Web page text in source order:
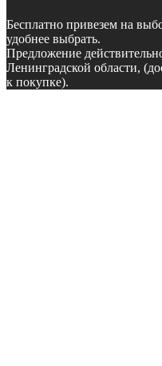
Бесплатно привезем на
удобнее выбрать.
Предложение
Ленинградской области,
к покупке).